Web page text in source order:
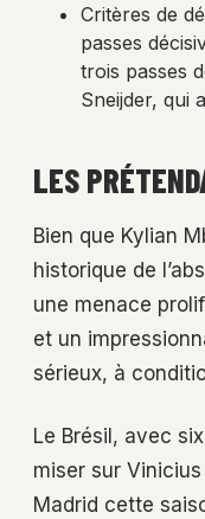
Critères de
passes
trois passes
Sneijder, qui
LES
Bien que Kylian
historique de
une menace
et un
sérieux, à
Le Brésil, avec
miser sur
Madrid cette